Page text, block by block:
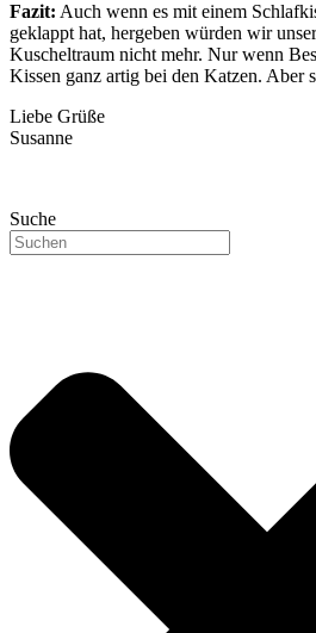
Fazit: Auch wenn es mit einem
geklappt hat, hergeben würden wir
Kuscheltraum nicht mehr. Nur wenn
Kissen ganz artig bei den Katzen. Aber
Liebe Grüße
Susanne
Suche